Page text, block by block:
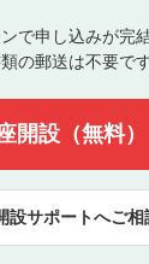
当社にて審査の
でに日数がかかる
。各動画コンテ
します。ご了承
と判断された投
ざいます。
ンツとは無関係の
傷や差別的表現
で申し込みが完
の郵送は不要です
開設（無料）
設サポートへご相